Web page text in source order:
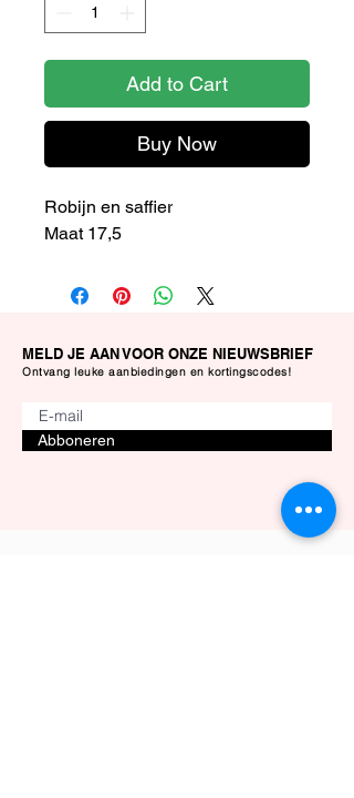
Add to Cart
Buy Now
Robijn en saffier
Maat 17,5
MELD JE AAN VOOR ONZE NIEUWSBRIEF
Ontvang leuke aanbiedingen en kortingscodes!
Abboneren